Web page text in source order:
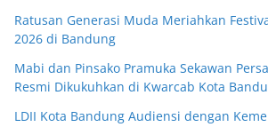
Ratusan Generasi Muda Meriahkan
2026 di Bandung
Mabi dan Pinsako Pramuka Sekawan
Resmi Dikukuhkan di Kwarcab Kota
LDII Kota Bandung Audiensi dengan